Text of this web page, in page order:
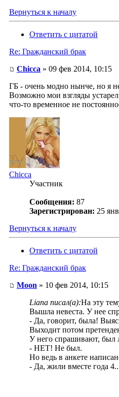
Вернуться к началу
Ответить с цитатой
Re: Гражданский брак
Chicca » 09 фев 2014, 10:15
ГБ - очень модно нынче, но я
Возможно мои взгляды
что-то временное не
Chicca
Участник
Сообщения: 87
Зарегистрирован: 25
Вернуться к началу
Ответить с цитатой
Re: Гражданский брак
Moon » 10 фев 2014, 10:15
Liana писал(а):На эту
Вышла невеста. У нее
- Да, говорит, была!
Выходит потом
У него спрашивают, был
- НЕТ! Не был.
Но ведь в анкете
- Да, жили вместе